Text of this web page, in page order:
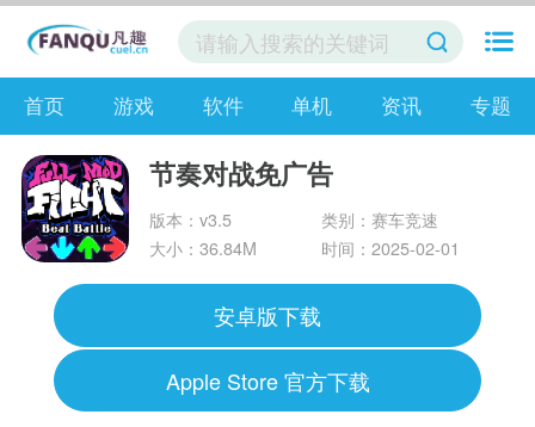
首页 游戏 软件 单机 资讯 专题
节奏对战免广告
版本：v3.5
类别：赛车竞速
大小：36.84M
时间：2025-02-01
安卓版下载
Apple Store 官方下载